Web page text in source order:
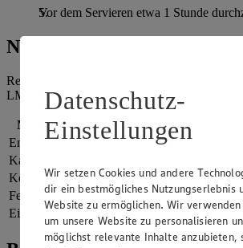
Vor dem Servieren etwa 1 Stunde
Nährwerte
Referenzmenge für einen durchschnittlichen
LMIV (8.400 kJ/2.000 kcal).
Nährwerte
pro Portion
Energie
1.637 kj (19 %)
Kalorien
Kohlenhydrate 48 g
Fett
11 g
Eiweiß
23 g
Datenschutz-
Einstellungen
Wir setzen Cookies und andere
dir ein bestmögliches Nutzungserlebnis
Website zu ermöglichen. Wir
um unsere Website zu personalisieren
möglichst relevante Inhalte anzubieten,